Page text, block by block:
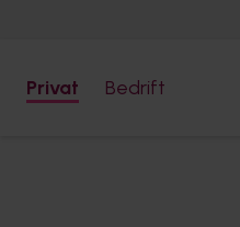
Privat Bedrift